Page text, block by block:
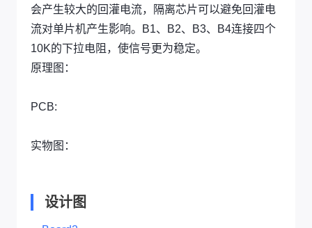
会产生较大的回灌电流，隔离芯片可以避免回灌电
流对单片机产生影响。B1、B2、B3、B4连接四个
10K的下拉电阻，使信号更为稳定。
原理图：
PCB:
实物图：
设计图